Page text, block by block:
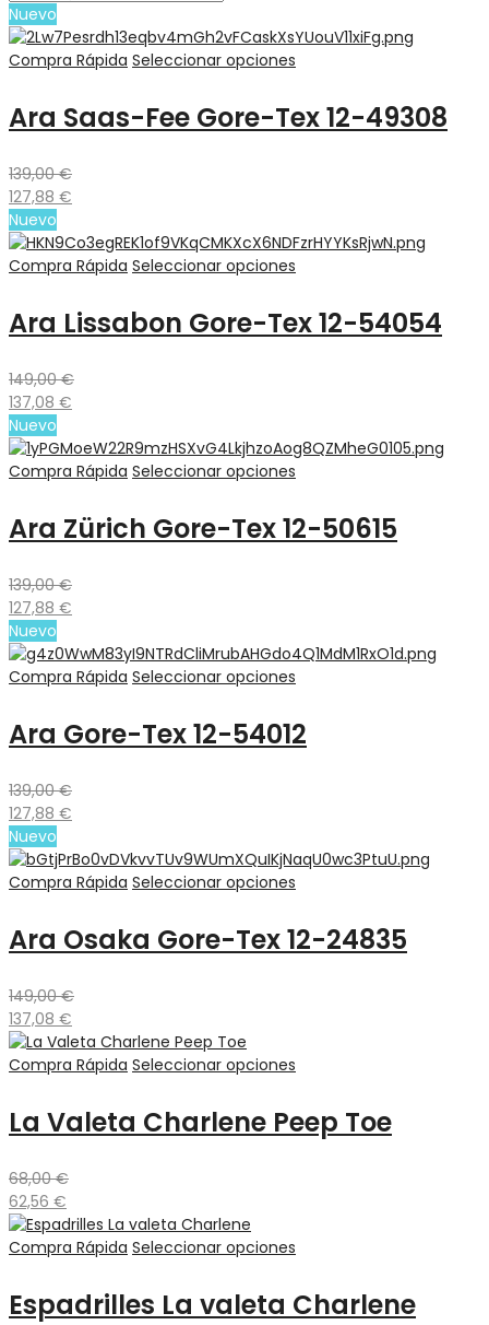
Nuevo
Compra Rápida Seleccionar opciones
Ara Saas-Fee Gore-Tex 12-49308
139,00€
127,88 €
Nuevo
Compra Rápida Seleccionar opciones
Ara Lissabon Gore-Tex 12-54054
149,00€
137,08 €
Nuevo
Compra Rápida Seleccionar opciones
Ara Zürich Gore-Tex 12-50615
139,00€
127,88 €
Nuevo
Compra Rápida Seleccionar opciones
Ara Gore-Tex 12-54012
139,00€
127,88 €
Nuevo
Compra Rápida Seleccionar opciones
Ara Osaka Gore-Tex 12-24835
149,00€
137,08 €
Compra Rápida Seleccionar opciones
La Valeta Charlene Peep Toe
68,00€
62,56 €
Compra Rápida Seleccionar opciones
Espadrilles La valeta Charlene